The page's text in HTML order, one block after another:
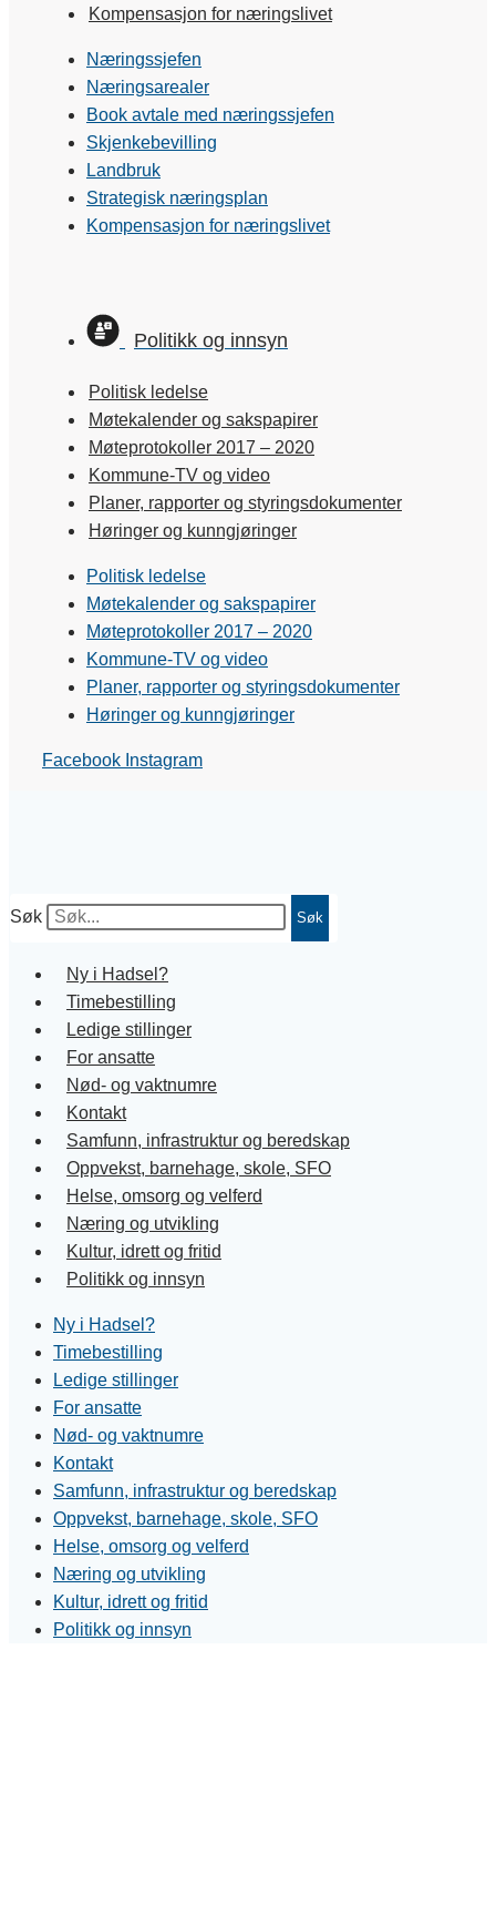
Kompensasjon for næringslivet
Næringssjefen
Næringsarealer
Book avtale med næringssjefen
Skjenkebevilling
Landbruk
Strategisk næringsplan
Kompensasjon for næringslivet
Politikk og innsyn
Politisk ledelse
Møtekalender og sakspapirer
Møteprotokoller 2017 – 2020
Kommune-TV og video
Planer, rapporter og styringsdokumenter
Høringer og kunngjøringer
Politisk ledelse
Møtekalender og sakspapirer
Møteprotokoller 2017 – 2020
Kommune-TV og video
Planer, rapporter og styringsdokumenter
Høringer og kunngjøringer
Facebook Instagram
Søk Søk
Ny i Hadsel?
Timebestilling
Ledige stillinger
For ansatte
Nød- og vaktnumre
Kontakt
Samfunn, infrastruktur og beredskap
Oppvekst, barnehage, skole, SFO
Helse, omsorg og velferd
Næring og utvikling
Kultur, idrett og fritid
Politikk og innsyn
Ny i Hadsel?
Timebestilling
Ledige stillinger
For ansatte
Nød- og vaktnumre
Kontakt
Samfunn, infrastruktur og beredskap
Oppvekst, barnehage, skole, SFO
Helse, omsorg og velferd
Næring og utvikling
Kultur, idrett og fritid
Politikk og innsyn